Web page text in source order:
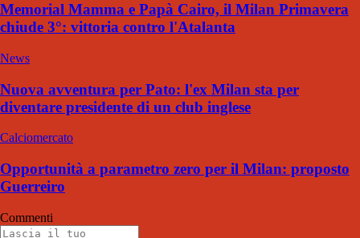
Memorial Mamma e Papà Cairo, il Milan Primavera
chiude 3°: vittoria contro l'Atalanta
News
Nuova avventura per Pato: l'ex Milan sta per
diventare presidente di un club inglese
Calciomercato
Opportunità a parametro zero per il Milan: proposto
Guerreiro
Commenti